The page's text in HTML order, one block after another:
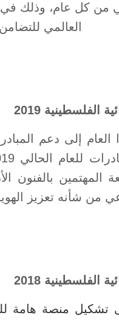
من كل عام، وذلك
العالمي
الفلسطينية 2019
إلى دعم
المهتمين بالفنون
من شأنه تعزيز
الفلسطينية 2018
منصة هامة